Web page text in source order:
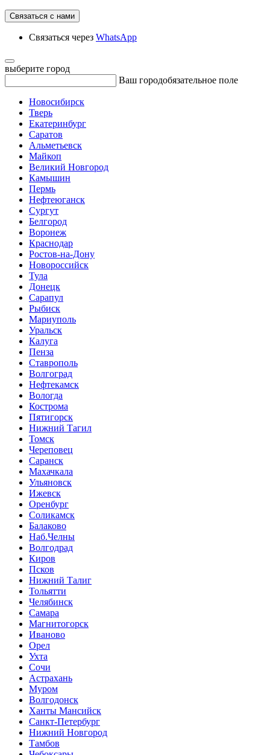
Связаться с нами
Связаться через WhatsApp
выберите город
Ваш городобязательное поле
Новосибирск
Тверь
Екатеринбург
Саратов
Альметьевск
Майкоп
Великий Новгород
Камышин
Пермь
Нефтеюганск
Сургут
Белгород
Воронеж
Краснодар
Ростов-на-Дону
Новороссийск
Тула
Донецк
Сарапул
Рыбиск
Мариуполь
Уральск
Калуга
Пенза
Ставрополь
Волгоград
Нефтекамск
Вологда
Кострома
Пятигорск
Нижний Тагил
Томск
Череповец
Саранск
Махачкала
Ульяновск
Ижевск
Оренбург
Соликамск
Балаково
Наб.Челны
Волгодрад
Киров
Псков
Нижний Талиг
Тольятти
Челябинск
Самара
Магнитогорск
Иваново
Орел
Ухта
Сочи
Астрахань
Муром
Волгодонск
Ханты Мансийск
Санкт-Петербург
Нижний Новгород
Тамбов